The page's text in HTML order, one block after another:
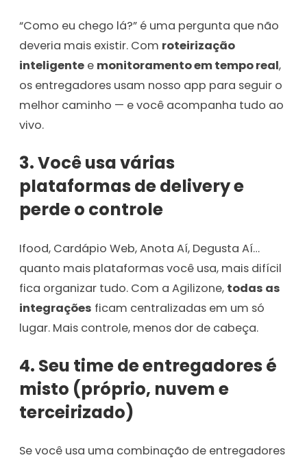
“Como eu chego lá?” é uma pergunta que não
deveria mais existir. Com roteirização
inteligente e monitoramento em tempo real,
os entregadores usam nosso app para seguir o
melhor caminho — e você acompanha tudo ao
vivo.
3. Você usa várias
plataformas de delivery e
perde o controle
Ifood, Cardápio Web, Anota Aí, Degusta Aí…
quanto mais plataformas você usa, mais difícil
fica organizar tudo. Com a Agilizone, todas as
integrações ficam centralizadas em um só
lugar. Mais controle, menos dor de cabeça.
4. Seu time de entregadores é
misto (próprio, nuvem e
terceirizado)
Se você usa uma combinação de entregadores